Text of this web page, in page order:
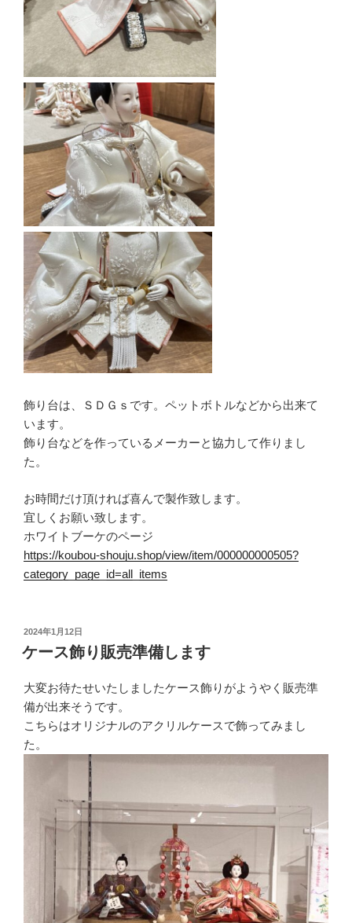
飾り台は、ＳＤＧｓです。ペットボトルなどから出来て
います。
飾り台などを作っているメーカーと協力して作りまし
た。
お時間だけ頂ければ喜んで製作致します。
宜しくお願い致します。
ホワイトブーケのページ
https://koubou-shouju.shop/view/item/000000000505?
category_page_id=all_items
投
稿
日:
2024年1月12日
ケース飾り販売準備します
大変お待たせいたしましたケース飾りがようやく販売準
備が出来そうです。
こちらはオリジナルのアクリルケースで飾ってみまし
た。